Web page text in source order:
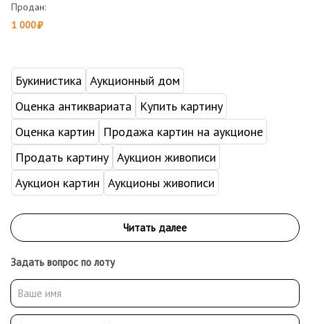
Продан:
1 000
Букинистика Аукционный дом
Оценка антиквариата
Купить картину
Оценка картин
Продажа картин на аукционе
Продать картину Аукцион живописи
Аукцион картин Аукционы живописи
Задать вопрос по лоту